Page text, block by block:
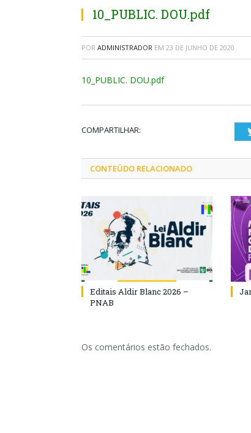
10_PUBLIC. DOU.pdf
POR ADMINISTRADOR EM 23 DE JUNHO DE 2020
10_PUBLIC. DOU.pdf
COMPARTILHAR:
CONTEÚDO RELACIONADO
Editais Aldir Blanc 2026 –
PNAB
Os comentários estão fechados.